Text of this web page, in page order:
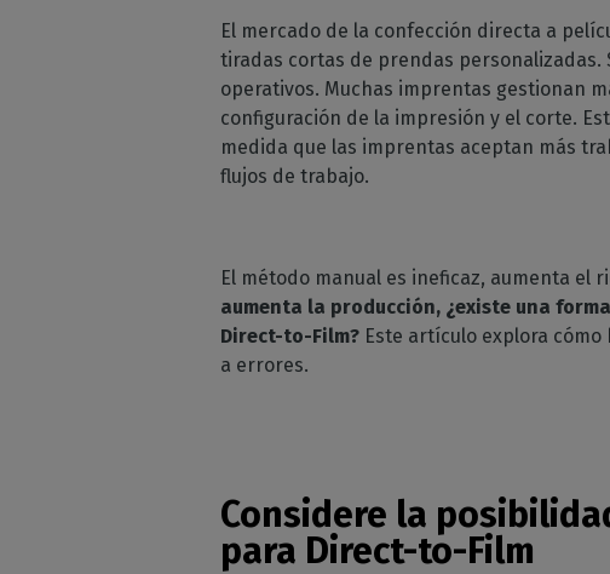
Licencias perpetuas de RIP
Módulos CalderaRIP
Conozca los módulos
CalderaRIP y sus potentes
ventajas
DTF - DTG RIP SOFTWARE
Caldera Directo al
cine
Software RIP para impresión
DTG
estampadas
Decoración
Impresión
Periféricos
compatibles
Compruebe la
de sus
El mercado de la confección directa a
tiradas cortas de prendas personalizadas.
operativos. Muchas imprentas gestionan
configuración de la impresión y el corte.
medida que las imprentas aceptan más
flujos de trabajo.
El método manual es ineficaz, aumenta el
aumenta la producción, ¿existe una
Direct-to-Film? Este artículo explora
a errores.
Considere la
para Direct-to-Film